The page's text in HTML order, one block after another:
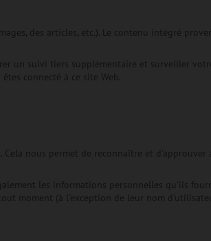
des articles, etc.). Le contenu intégré
un suivi tiers supplémentaire et surveiller
connecté à ce site Web.
nous permet de reconnaître et d'approuver
les informations personnelles qu'ils
moment (à l'exception de leur nom